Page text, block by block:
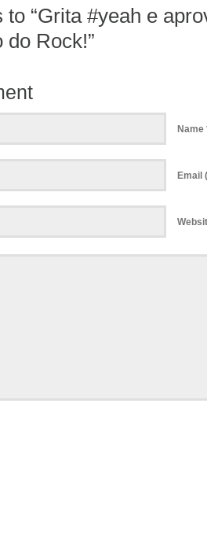
to “Grita #yeah e
Rock!”
Name
Email